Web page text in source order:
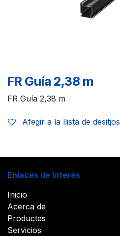
FR Guía 2,38 m
FR Guía 2,38 m
Afegir a la llista de desitjos
Enlaces de Interés
Inicio
Acerca de
Productes
Servicios